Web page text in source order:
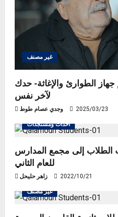
غير مصنف
جهاز الطوارئ والإغاثة- حدك
لآخر نفس
وجدي عصام طوط 2025/03/23
أحداث ومستجدات
الطلاب إلى مجمع المدارس
للعام الثاني
زاهر حليحل 2022/10/21
غير مصنف